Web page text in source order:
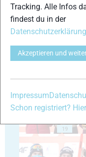
17
19
Tracking. Alle Infos
findest du in der
Datenschutzerklärung
Akzeptieren und
Impressum
Schon registriert?